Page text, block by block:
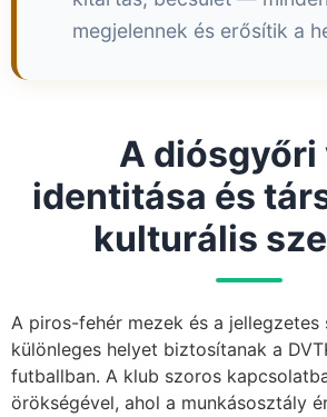
megjelennek és erősítik a
A diósgyőri
identitása és
kulturális
A piros-fehér mezek és a
különleges helyet biztosítanak a
futballban. A klub szoros
örökségével, ahol a munkásosztály